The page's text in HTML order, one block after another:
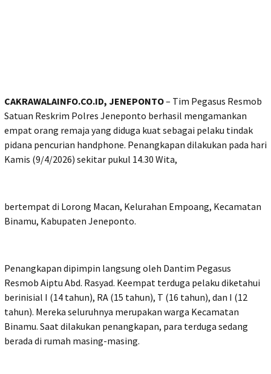
CAKRAWALAINFO.CO.ID, JENEPONTO– Tim Pegasus Resmob
Satuan Reskrim Polres Jeneponto berhasil mengamankan
empat orang remaja yang diduga kuat sebagai pelaku tindak
pidana pencurian handphone. Penangkapan dilakukan pada hari
Kamis (9/4/2026) sekitar pukul 14.30 Wita,
bertempat di Lorong Macan, Kelurahan Empoang, Kecamatan
Binamu, Kabupaten Jeneponto.
Penangkapan dipimpin langsung oleh Dantim Pegasus
Resmob Aiptu Abd. Rasyad. Keempat terduga pelaku diketahui
berinisial I (14 tahun), RA (15 tahun), T (16 tahun), dan I (12
tahun). Mereka seluruhnya merupakan warga Kecamatan
Binamu. Saat dilakukan penangkapan, para terduga sedang
berada di rumah masing-masing.